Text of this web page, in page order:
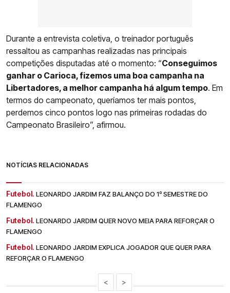
Durante a entrevista coletiva, o treinador português
ressaltou as campanhas realizadas nas principais
competições disputadas até o momento: “Conseguimos
ganhar o Carioca, fizemos uma boa campanha na
Libertadores, a melhor campanha há algum tempo. Em
termos do campeonato, queríamos ter mais pontos,
perdemos cinco pontos logo nas primeiras rodadas do
Campeonato Brasileiro”, afirmou.
NOTÍCIAS RELACIONADAS
Futebol. LEONARDO JARDIM FAZ BALANÇO DO 1º SEMESTRE DO
FLAMENGO
Futebol. LEONARDO JARDIM QUER NOVO MEIA PARA REFORÇAR O
FLAMENGO
Futebol. LEONARDO JARDIM EXPLICA JOGADOR QUE QUER PARA
REFORÇAR O FLAMENGO
< >